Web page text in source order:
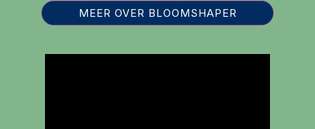
MEER OVER BLOOMSHAPER